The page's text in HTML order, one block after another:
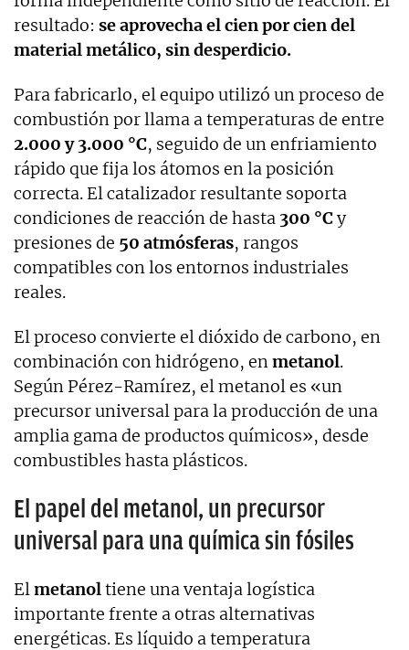
resultado: se aprovecha el cien por cien del
material metálico, sin desperdicio.
Para fabricarlo, el equipo utilizó un proceso de
combustión por llama a temperaturas de entre
2.000 y 3.000 °C, seguido de un enfriamiento
rápido que fija los átomos en la posición
correcta. El catalizador resultante soporta
condiciones de reacción de hasta 300 °Cy
presiones de 50 atmósferas, rangos
compatibles con los entornos industriales
reales.
El proceso convierte el dióxido de carbono, en
combinación con hidrógeno, enmetanol.
Según Pérez-Ramírez, el metanol es «un
precursor universal para la producción de una
amplia gama de productos químicos», desde
combustibles hasta plásticos.
El papel del metanol, un precursor
universal para una química sin fósiles
Elmetanoltiene una ventaja logística
importante frente a otras alternativas
energéticas. Es líquido a temperatura